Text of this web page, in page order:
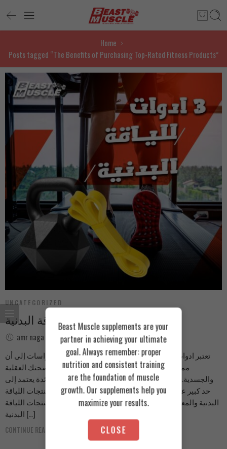
Home
Posts tagged “The Benefits of Purchasing Top-Rated Fitness Products”
UNCATEGORIZED
افضل 3 ادوات للياقة البدنية
amr naga
September 14, 2024
تعتبر ادوات اللياقة البدنية مهمة للغاية. فقد أشارت الدراسات إلى أن
ممارسة الرياضة لمدة ساعة كل يوم قد تحسن صحتك العقلية
والجسدية. ومع ذلك، فإن الحصول على أكبر قدر من الفائدة يعتمد إلى
حد كبير على نوع التمرين المفضل لديك بالإضافة إلى منتجات اللياقة
البدنية والمعدات التي تناسب متطلباتك على أفضل وجه منتجات اللياقة
البدنية […]
CONTINUE READING ➞
Beast Muscle supplements are your
partner in achieving your ultimate
goal. Always remember: proper
nutrition and consistent training
are the foundation of muscle
growth. Our supplements help you
maximize your results.
CLOSE